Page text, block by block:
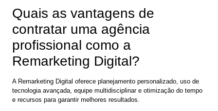
Quais as vantagens de
contratar uma agência
profissional como a
Remarketing Digital?
A Remarketing Digital oferece planejamento personalizado, uso de
tecnologia avançada, equipe multidisciplinar e otimização do tempo
e recursos para garantir melhores resultados.